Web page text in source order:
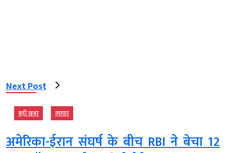
Next Post
बड़ी खबर व्‍यापार
अमेरिका-ईरान संघर्ष के बीच RBI ने बेचा 12